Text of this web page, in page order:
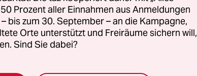
Prozent aller Einnahmen aus Anmeldungen
bis zum 30. September – an die Kampagne,
Orte unterstützt und Freiräume sichern will,
Sind Sie dabei?